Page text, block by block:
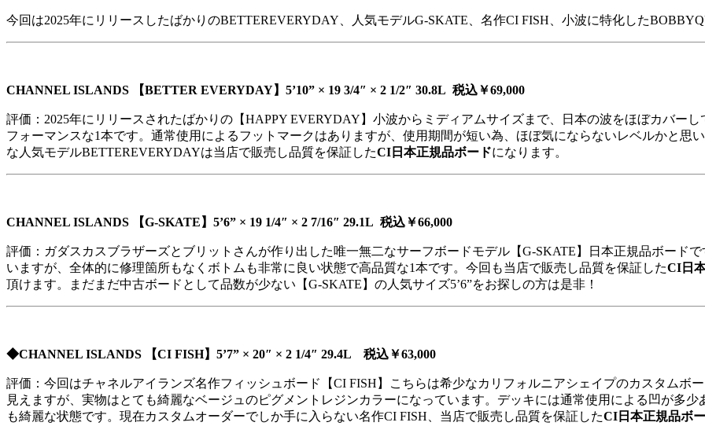
今回は2025年にリリースしたばかりのBETTEREVERYDAY、人気モデルG-SKATE、名作CI FISH、小波に特化した
CHANNEL ISLANDS 【BETTER EVERYDAY】5’10” × 19 3/4″ × 2 1/2″ 30.8L 税込￥69,000
評価：2025年にリリースされたばかりの【HAPPY EVERYDAY】小波からミディアムサイズまで、日本の波をほぼカバー
フォーマンスな1本です。通常使用によるフットマークはありますが、使用期間が短い為、ほぼ気にならないレベルかと思
な人気モデルBETTEREVERYDAYは当店で販売し品質を保証したCI日本正規品ボードになります。
CHANNEL ISLANDS 【G-SKATE】5’6” × 19 1/4″ × 2 7/16″ 29.1L 税込￥66,000
評価：ガダスカスブラザーズとブリットさんが作り出した唯一無二なサーフボードモデル【G-SKATE】日本正規品ボード
いますが、全体的に修理箇所もなくボトムも非常に良い状態で高品質な1本です。今回も当店で販売し品質を保証したCI日
頂けます。まだまだ中古ボードとして品数が少ない【G-SKATE】の人気サイズ5’6”をお探しの方は是非！
◆CHANNEL ISLANDS 【CI FISH】5’7” × 20″ × 2 1/4″ 29.4L 税込￥63,000
評価：今回はチャネルアイランズ名作フィッシュボード【CI FISH】こちらは希少なカリフォルニアシェイプのカスタムボ
見えますが、実物はとても綺麗なベージュのピグメントレジンカラーになっています。デッキには通常使用による凹が多
も綺麗な状態です。現在カスタムオーダーでしか手に入らない名作CI FISH、当店で販売し品質を保証したCI日本正規品ボ